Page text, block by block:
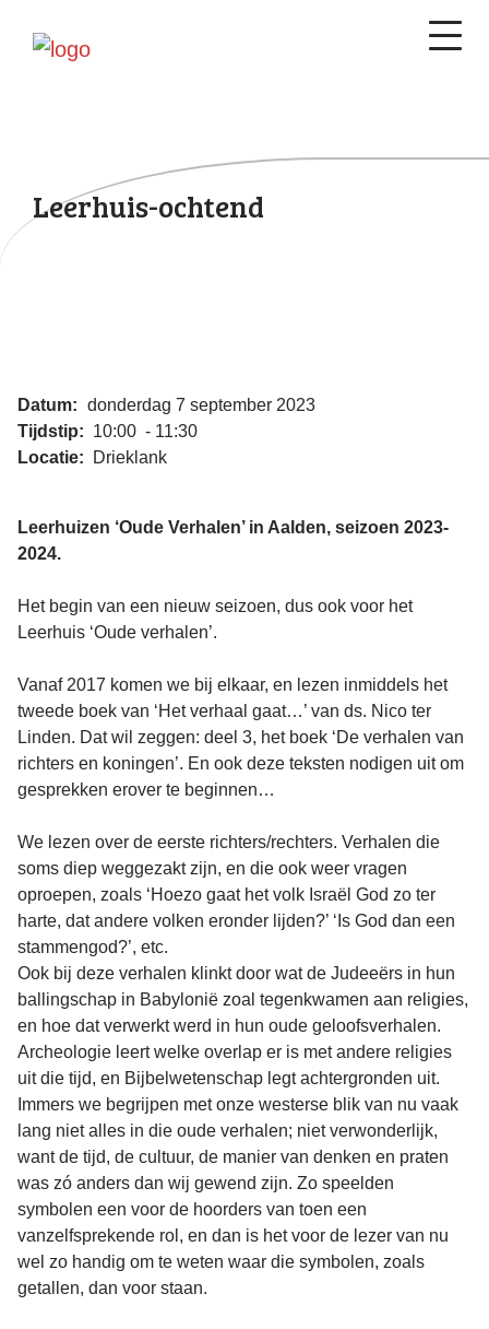
Leerhuis-ochtend
Datum: donderdag 7 september 2023
Tijdstip: 10:00 - 11:30
Locatie: Drieklank
Leerhuizen ‘Oude Verhalen’ in Aalden, seizoen 2023-
2024.
Het begin van een nieuw seizoen, dus ook voor het
Leerhuis ‘Oude verhalen’.
Vanaf 2017 komen we bij elkaar, en lezen inmiddels het
tweede boek van ‘Het verhaal gaat…’ van ds. Nico ter
Linden. Dat wil zeggen: deel 3, het boek ‘De verhalen van
richters en koningen’. En ook deze teksten nodigen uit om
gesprekken erover te beginnen…
We lezen over de eerste richters/rechters. Verhalen die
soms diep weggezakt zijn, en die ook weer vragen
oproepen, zoals ‘Hoezo gaat het volk Israël God zo ter
harte, dat andere volken eronder lijden?’ ‘Is God dan een
stammengod?’, etc.
Ook bij deze verhalen klinkt door wat de Judeeërs in hun
ballingschap in Babylonië zoal tegenkwamen aan religies,
en hoe dat verwerkt werd in hun oude geloofsverhalen.
Archeologie leert welke overlap er is met andere religies
uit die tijd, en Bijbelwetenschap legt achtergronden uit.
Immers we begrijpen met onze westerse blik van nu vaak
lang niet alles in die oude verhalen; niet verwonderlijk,
want de tijd, de cultuur, de manier van denken en praten
was zó anders dan wij gewend zijn. Zo speelden
symbolen een voor de hoorders van toen een
vanzelfsprekende rol, en dan is het voor de lezer van nu
wel zo handig om te weten waar die symbolen, zoals
getallen, dan voor staan.